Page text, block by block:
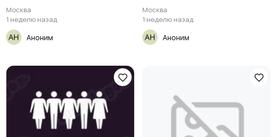
Москва
1 неделю назад
Аноним
Москва
1 неделю назад
Аноним